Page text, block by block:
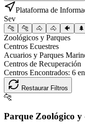
Plataforma de
Sev
🐆 🐆 🐴 🐴 🐠 🌲
Zoológicos y Parques
Centros Ecuestres
Acuarios y Parques
Centros de Recuperación
Centros Encontrados: 6
Restaurar Filtros
🐆
Parque Zoológico y